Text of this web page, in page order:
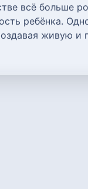
всё больше
ребёнка.
живую и